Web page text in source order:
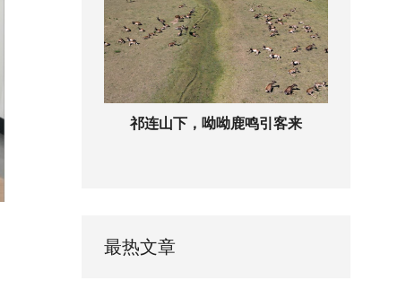
祁连山下，呦呦鹿鸣引客来
最热文章